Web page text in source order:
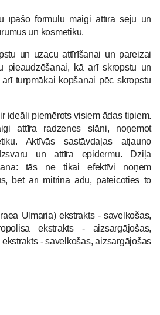
īpašo formulu maigi attīra seju un
un kosmētiku.
un uzacu attīrīšanai un pareizai
pieaudzēšanai, kā arī skropstu un
turpmākai kopšanai pēc skropstu
ideāli piemērots visiem ādas tipiem.
attīra radzenes slāni, noņemot
Aktīvās sastāvdaļas atjauno
un attīra epidermu.
Dziļa
tās ne tikai efektīvi noņem
bet arī mitrina ādu, pateicoties to
Ulmaria) ekstrakts - savelkošas,
ekstrakts - aizsargājošas,
- savelkošas, aizsargājošas